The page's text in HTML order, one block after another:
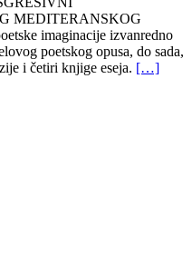
MEDITERANSKOG
imaginacije izvanredno
poetskog opusa, do sada,
i četiri knjige eseja. […]